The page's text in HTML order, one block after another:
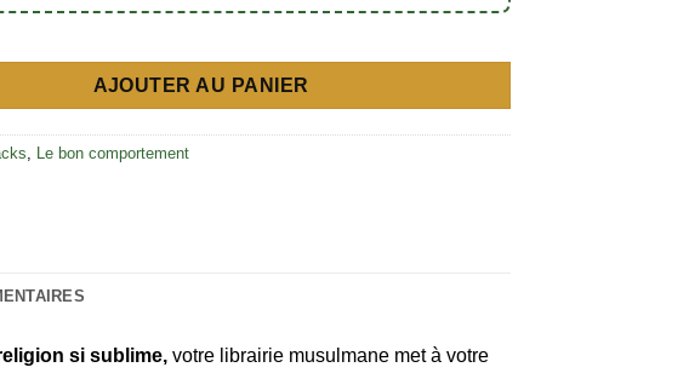
oummi (3 livres)
AJOUTER AU PANIER
Le bon comportement
si sublime, votre librairie musulmane met à votre